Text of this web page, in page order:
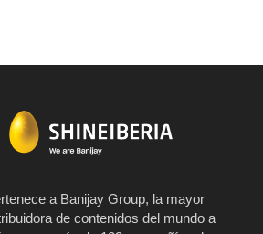
a Banijay Group, la mayor
de contenidos del mundo a